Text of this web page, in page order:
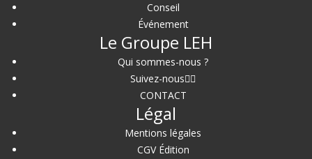
Conseil
Événement
Le Groupe LEH
Qui sommes-nous ?
Suivez-nous
CONTACT
Légal
Mentions légales
CGV Édition